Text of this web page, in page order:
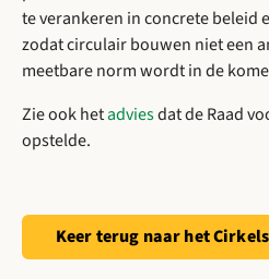
te verankeren in concrete beleid
zodat circulair bouwen niet een
meetbare norm wordt in de
Zie ook hetadviesdat de Raad
opstelde.
Keer terug naar het